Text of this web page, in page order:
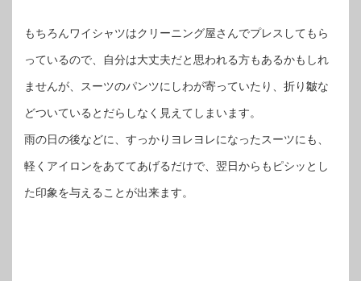
もちろんワイシャツはクリーニング屋さんでプレスしてもら
っているので、自分は大丈夫だと思われる方もあるかもしれ
ませんが、スーツのパンツにしわが寄っていたり、折り皺な
どついているとだらしなく見えてしまいます。
雨の日の後などに、すっかりヨレヨレになったスーツにも、
軽くアイロンをあててあげるだけで、翌日からもピシッとし
た印象を与えることが出来ます。